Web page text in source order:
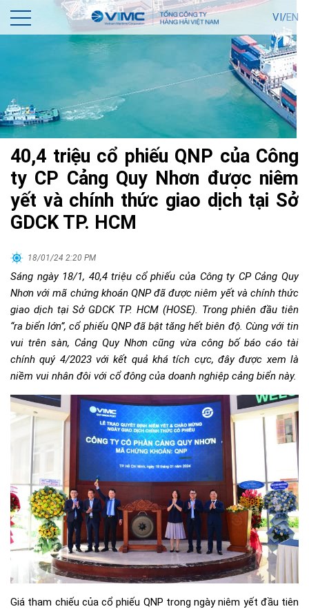
VI/EN
40,4 triệu cổ phiếu QNP của Công
ty CP Cảng Quy Nhơn được niêm
yết và chính thức giao dịch tại Sở
GDCK TP. HCM
18/01/24 2:20 PM
Sáng ngày 18/1, 40,4 triệu cổ phiếu của Công ty CP Cảng Quy
Nhơn với mã chứng khoán QNP đã được niêm yết và chính thức
giao dịch tại Sở GDCK TP. HCM (HOSE). Trong phiên đầu tiên
“ra biển lớn”, cổ phiếu QNP đã bật tăng hết biên độ. Cùng với tin
vui trên sàn, Cảng Quy Nhơn cũng vừa công bố báo cáo tài
chính quý 4/2023 với kết quả khá tích cực, đây được xem là
niềm vui nhân đôi với cổ đông của doanh nghiệp cảng biển này.
Giá tham chiếu của cổ phiếu QNP trong ngày niêm yết đầu tiên